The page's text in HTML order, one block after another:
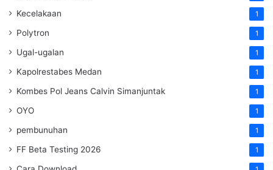
Kecelakaan 1
Polytron 1
Ugal-ugalan 1
Kapolrestabes Medan 1
Kombes Pol Jeans Calvin Simanjuntak 1
OYO 1
pembunuhan 1
FF Beta Testing 2026 1